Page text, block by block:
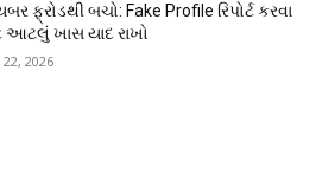
ફ્રોડથી બચો: Fake Profile રિપોર્ટ કરવા
આટલું ખાસ યાદ રાખો
22, 2026